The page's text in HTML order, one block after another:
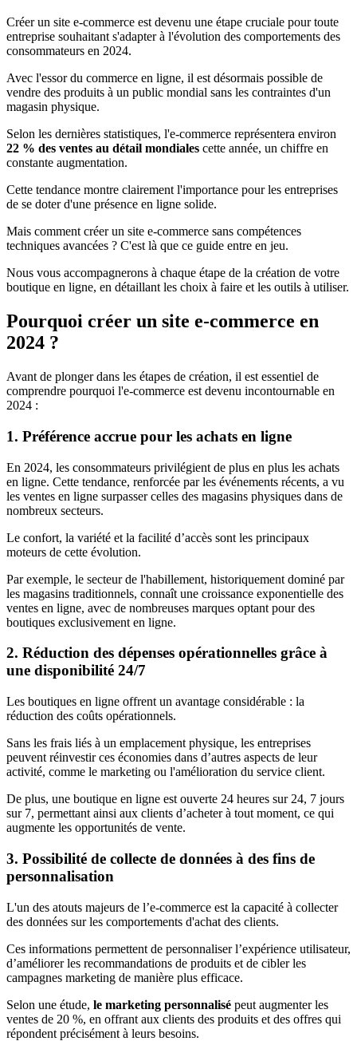
Créer un site e-commerce est devenu une étape cruciale pour toute
entreprise souhaitant s'adapter à l'évolution des comportements des
consommateurs en 2024.
Avec l'essor du commerce en ligne, il est désormais possible de
vendre des produits à un public mondial sans les contraintes d'un
magasin physique.
Selon les dernières statistiques, l'e-commerce représentera environ
22 % des ventes au détail mondiales cette année, un chiffre en
constante augmentation.
Cette tendance montre clairement l'importance pour les entreprises
de se doter d'une présence en ligne solide.
Mais comment créer un site e-commerce sans compétences
techniques avancées ? C'est là que ce guide entre en jeu.
Nous vous accompagnerons à chaque étape de la création de votre
boutique en ligne, en détaillant les choix à faire et les outils à utiliser.
Pourquoi créer un site e-commerce en
2024 ?
Avant de plonger dans les étapes de création, il est essentiel de
comprendre pourquoi l'e-commerce est devenu incontournable en
2024 :
1. Préférence accrue pour les achats en ligne
En 2024, les consommateurs privilégient de plus en plus les achats
en ligne. Cette tendance, renforcée par les événements récents, a vu
les ventes en ligne surpasser celles des magasins physiques dans de
nombreux secteurs.
Le confort, la variété et la facilité d’accès sont les principaux
moteurs de cette évolution.
Par exemple, le secteur de l'habillement, historiquement dominé par
les magasins traditionnels, connaît une croissance exponentielle des
ventes en ligne, avec de nombreuses marques optant pour des
boutiques exclusivement en ligne.
2. Réduction des dépenses opérationnelles grâce à
une disponibilité 24/7
Les boutiques en ligne offrent un avantage considérable : la
réduction des coûts opérationnels.
Sans les frais liés à un emplacement physique, les entreprises
peuvent réinvestir ces économies dans d’autres aspects de leur
activité, comme le marketing ou l'amélioration du service client.
De plus, une boutique en ligne est ouverte 24 heures sur 24, 7 jours
sur 7, permettant ainsi aux clients d’acheter à tout moment, ce qui
augmente les opportunités de vente.
3. Possibilité de collecte de données à des fins de
personnalisation
L'un des atouts majeurs de l’e-commerce est la capacité à collecter
des données sur les comportements d'achat des clients.
Ces informations permettent de personnaliser l’expérience utilisateur,
d’améliorer les recommandations de produits et de cibler les
campagnes marketing de manière plus efficace.
Selon une étude, le marketing personnalisé peut augmenter les
ventes de 20 %, en offrant aux clients des produits et des offres qui
répondent précisément à leurs besoins.